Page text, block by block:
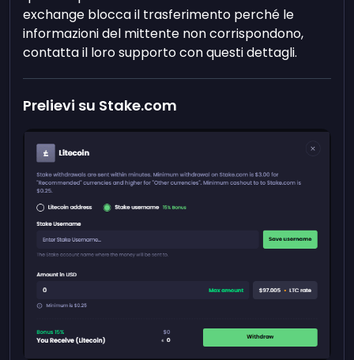
exchange blocca il trasferimento perché le
informazioni del mittente non corrispondono,
contatta il loro supporto con questi dettagli.
Prelievi su Stake.com